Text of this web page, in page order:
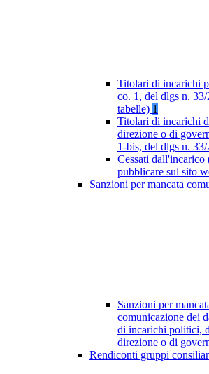
Titolari di incarichi
co. 1, del dlgs n.
tabelle) 1
Titolari di incarichi
direzione o di
1-bis, del dlgs n.
Cessati dall'incarico
pubblicare sul sito
Sanzioni per mancata
Sanzioni per
comunicazione dei
di incarichi politici,
direzione o di
Rendiconti gruppi